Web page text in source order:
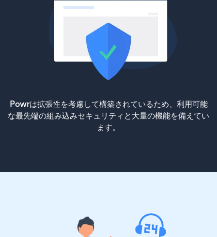
Powrは拡張性を考慮して構築されているため、利用可能
な最先端の組み込みセキュリティと大量の機能を備えてい
ます。